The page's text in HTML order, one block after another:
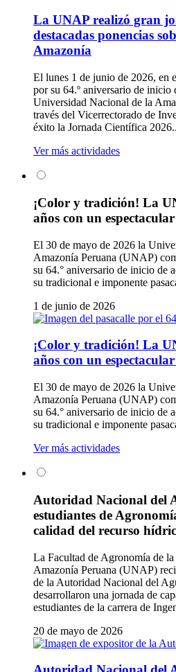
La UNAP realizó gran
destacadas ponencias
Amazonía
El lunes 1 de junio de 2026, en
por su 64.º aniversario de inicio
Universidad Nacional de la
través del Vicerrectorado de
éxito la Jornada Científica
Ver más actividades
¡Color y tradición! La
años con un
El 30 de mayo de 2026 la
Amazonía Peruana (UNAP)
su 64.° aniversario de inicio de
su tradicional e imponente
1 de junio de 2026
¡Color y tradición! La
años con un
El 30 de mayo de 2026 la
Amazonía Peruana (UNAP)
su 64.° aniversario de inicio de
su tradicional e imponente
Ver más actividades
Autoridad Nacional del
estudiantes de
calidad del recurso
La Facultad de Agronomía de
Amazonía Peruana (UNAP)
de la Autoridad Nacional del
desarrollaron una jornada de
estudiantes de la carrera de
20 de mayo de 2026